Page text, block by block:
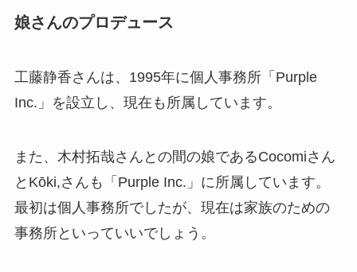
娘さんのプロデュース
工藤静香さんは、1995年に個人事務所「Purple
Inc.」を設立し、現在も所属しています。
また、木村拓哉さんとの間の娘であるCocomiさん
とKōki,さんも「Purple Inc.」に所属しています。
最初は個人事務所でしたが、現在は家族のための
事務所といっていいでしょう。